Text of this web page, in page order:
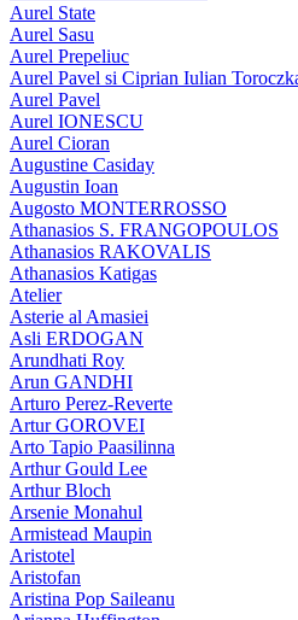
Aurel State
Aurel Sasu
Aurel Prepeliuc
Aurel Pavel si Ciprian Iulian
Aurel Pavel
Aurel IONESCU
Aurel Cioran
Augustine Casiday
Augustin Ioan
Augosto MONTERROSSO
Athanasios S. FRANGOPOULOS
Athanasios RAKOVALIS
Athanasios Katigas
Atelier
Asterie al Amasiei
Asli ERDOGAN
Arundhati Roy
Arun GANDHI
Arturo Perez-Reverte
Artur GOROVEI
Arto Tapio Paasilinna
Arthur Gould Lee
Arthur Bloch
Arsenie Monahul
Armistead Maupin
Aristotel
Aristofan
Aristina Pop Saileanu